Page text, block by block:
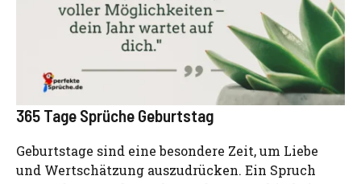
365 Tage Sprüche Geburtstag
Geburtstage sind eine besondere Zeit, um Liebe
und Wertschätzung auszudrücken. Ein Spruch